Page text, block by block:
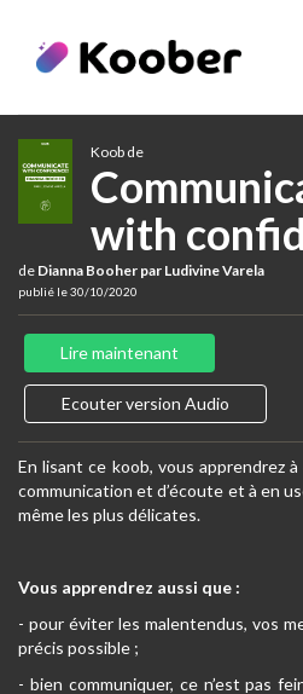
Koob de
with
de Dianna Booher par Ludivine Varela
publié le 30/10/2020
Lire maintenant
Ecouter version Audio
En lisant ce koob, vous apprendrez
communication et d’écoute et à en
même les plus délicates.
Vous apprendrez aussi que :
- pour éviter les malentendus, vos
précis possible ;
- bien communiquer, ce n’est pas